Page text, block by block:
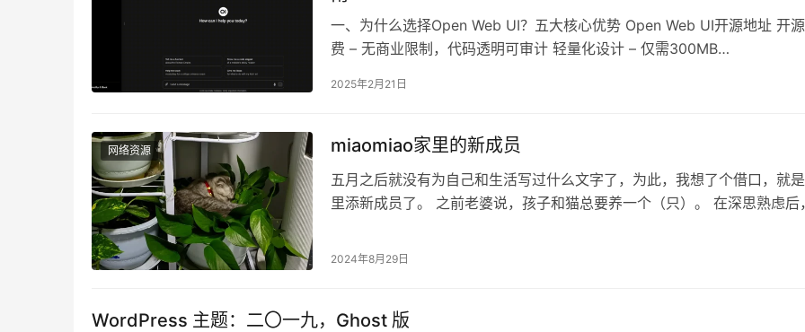
一、为什么选择Open Web UI？五大核心优势 Open Web UI开源地址 开
费 – 无商业限制，代码透明可审计 轻量化设计 – 仅需300MB…
2025年2月21日
网络资源 miaomiao家里的新成员
五月之后就没有为自己和生活写过什么文字了，为此，我想了个借口，就
里添新成员了。 之前老婆说，孩子和猫总要养一个（只）。 在深思熟虑后
2024年8月29日
WordPress 主题：二〇一九，Ghost 版